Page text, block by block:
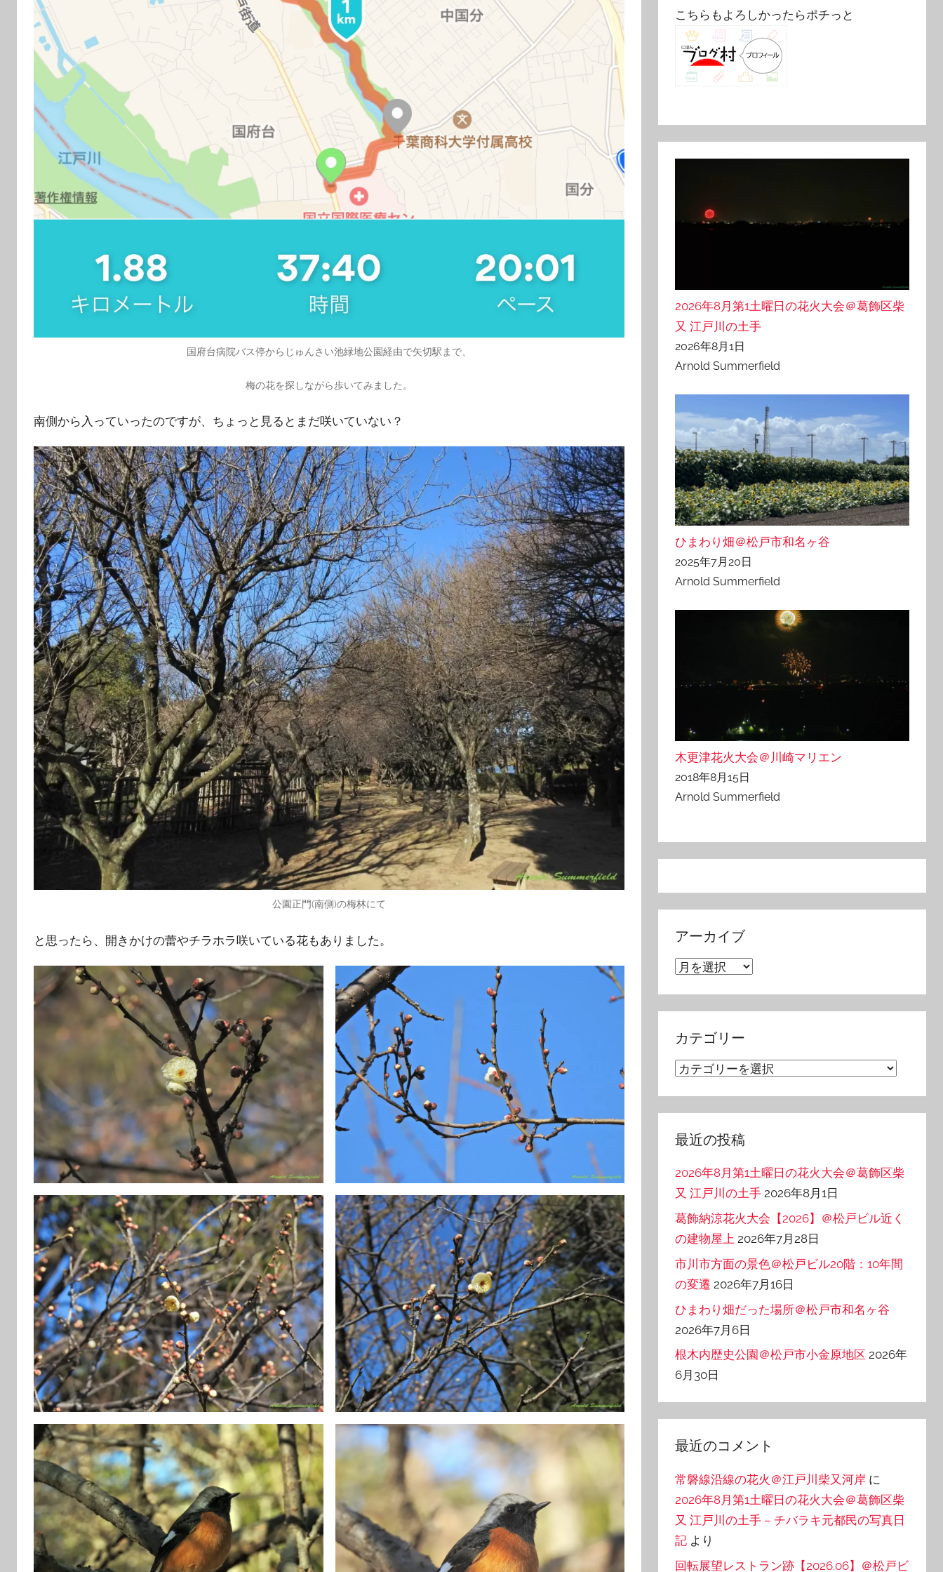
国府台病院バス停からじゅんさい池緑地公園経由で矢切駅まで、
梅の花を探しながら歩いてみました。
南側から入っていったのですが、ちょっと見るとまだ咲いていない？
公園正門(南側)の梅林にて
と思ったら、開きかけの蕾やチラホラ咲いている花もありました。
こちらもよろしかったらポチっと
2026年8月第1土曜日の花火大会＠葛飾区柴
又 江戸川の土手
2026年8月1日
Arnold Summerfield
ひまわり畑＠松戸市和名ヶ谷
2025年7月20日
Arnold Summerfield
木更津花火大会＠川崎マリエン
2018年8月15日
Arnold Summerfield
アーカイブ
ア
ブ
カテゴリー
カ
ー
最近の投稿
2026年8月第1土曜日の花火大会＠葛飾区柴
又 江戸川の土手 2026年8月1日
葛飾納涼花火大会【2026】＠松戸ビル近く
の建物屋上 2026年7月28日
市川市方面の景色＠松戸ビル20階：10年間
の変遷 2026年7月16日
ひまわり畑だった場所＠松戸市和名ヶ谷
2026年7月6日
根木内歴史公園＠松戸市小金原地区 2026年
6月30日
最近のコメント
常磐線沿線の花火＠江戸川柴又河岸 に
2026年8月第1土曜日の花火大会＠葛飾区柴
又 江戸川の土手 – チバラキ元都民の写真日
記 より
回転展望レストラン跡【2026.06】＠松戸ビ